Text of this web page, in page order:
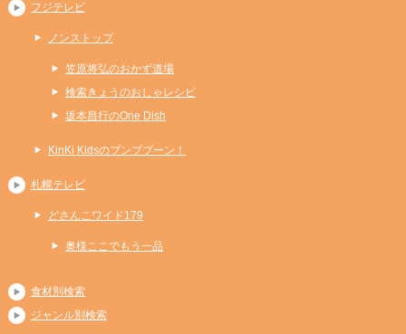
フジテレビ
ノンストップ
笠原将弘のおかず道場
検索きょうのおしゃレシピ
坂本昌行のOne Dish
KinKi Kidsのブンブブーン！
札幌テレビ
どさんこワイド179
奥様ここでもう一品
食材別検索
ジャンル別検索